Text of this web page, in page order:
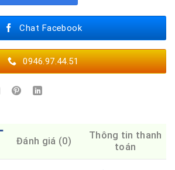
Chat Facebook
0946.97.44.51
Đánh giá (0)
Thông tin thanh
toán